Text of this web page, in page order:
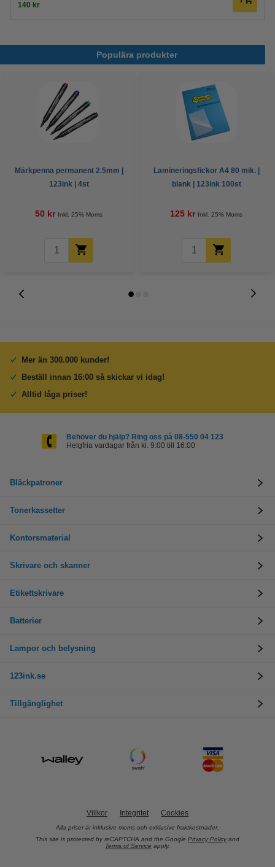
140 kr
Populära produkter
Märkpenna permanent 2.5mm |
123ink | 4st
50 kr Inkl. 25% Moms
Lamineringsfickor A4 80 mik. |
blank | 123ink 100st
125 kr Inkl. 25% Moms
Mer än 300.000 kunder!
Beställ innan 16:00 så skickar vi idag!
Alltid låga priser!
Behöver du hjälp? Ring oss på 08-550 04 123
Helgfria vardagar från kl. 9:00 till 16:00
Bläckpatroner
Tonerkassetter
Kontorsmaterial
Skrivare och skanner
Etikettskrivare
Batterier
Lampor och belysning
123ink.se
Tillgänglighet
Villkor Integritet Cookies
Alla priser är inklusive moms och exklusive fraktkostnader.
This site is protected by reCAPTCHA and the Google Privacy Policy and
Terms of Service apply.